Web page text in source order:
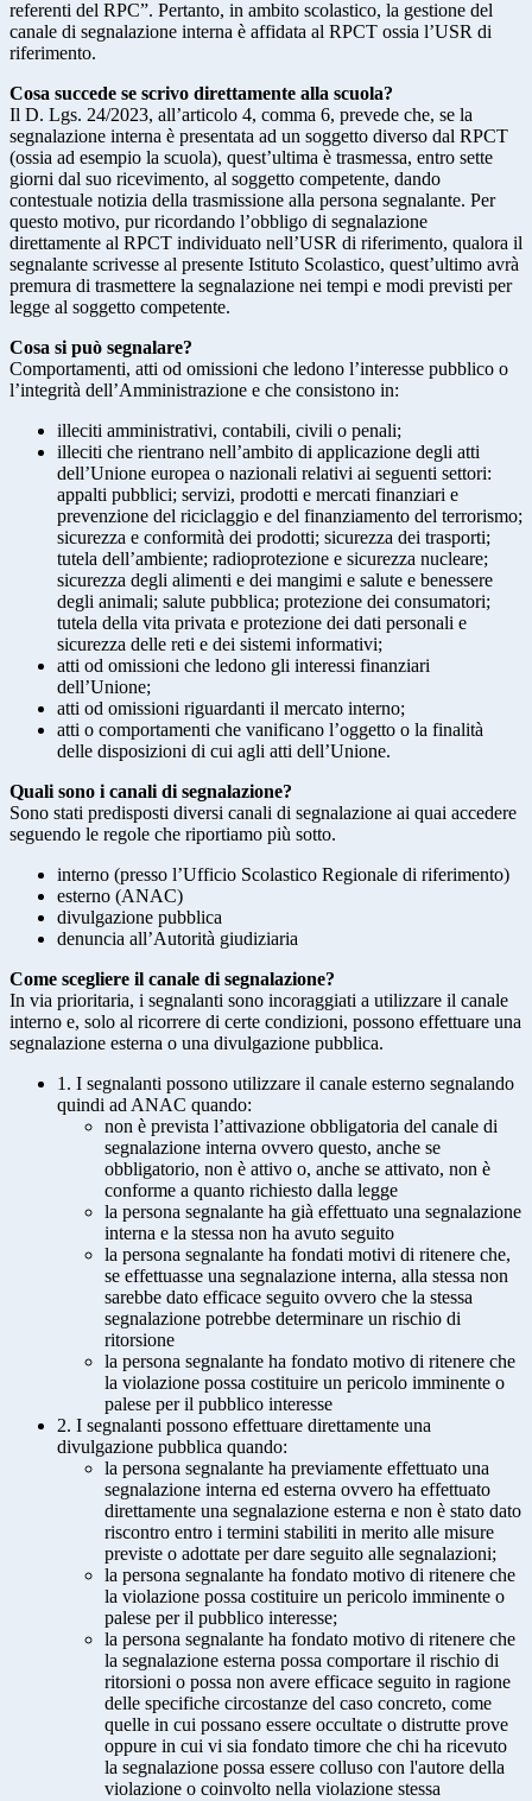
referenti del RPC”. Pertanto, in ambito scolastico, la gestione del
canale di segnalazione interna è affidata al RPCT ossia l’USR di
riferimento.
Cosa succede se scrivo direttamente alla scuola?
Il D. Lgs. 24/2023, all’articolo 4, comma 6, prevede che, se la
segnalazione interna è presentata ad un soggetto diverso dal RPCT
(ossia ad esempio la scuola), quest’ultima è trasmessa, entro sette
giorni dal suo ricevimento, al soggetto competente, dando
contestuale notizia della trasmissione alla persona segnalante. Per
questo motivo, pur ricordando l’obbligo di segnalazione
direttamente al RPCT individuato nell’USR di riferimento, qualora il
segnalante scrivesse al presente Istituto Scolastico, quest’ultimo avrà
premura di trasmettere la segnalazione nei tempi e modi previsti per
legge al soggetto competente.
Cosa si può segnalare?
Comportamenti, atti od omissioni che ledono l’interesse pubblico o
l’integrità dell’Amministrazione e che consistono in:
illeciti amministrativi, contabili, civili o penali;
illeciti che rientrano nell’ambito di applicazione degli atti
dell’Unione europea o nazionali relativi ai seguenti settori:
appalti pubblici; servizi, prodotti e mercati finanziari e
prevenzione del riciclaggio e del finanziamento del terrorismo;
sicurezza e conformità dei prodotti; sicurezza dei trasporti;
tutela dell’ambiente; radioprotezione e sicurezza nucleare;
sicurezza degli alimenti e dei mangimi e salute e benessere
degli animali; salute pubblica; protezione dei consumatori;
tutela della vita privata e protezione dei dati personali e
sicurezza delle reti e dei sistemi informativi;
atti od omissioni che ledono gli interessi finanziari
dell’Unione;
atti od omissioni riguardanti il mercato interno;
atti o comportamenti che vanificano l’oggetto o la finalità
delle disposizioni di cui agli atti dell’Unione.
Quali sono i canali di segnalazione?
Sono stati predisposti diversi canali di segnalazione ai quai accedere
seguendo le regole che riportiamo più sotto.
interno (presso l’Ufficio Scolastico Regionale di riferimento)
esterno (ANAC)
divulgazione pubblica
denuncia all’Autorità giudiziaria
Come scegliere il canale di segnalazione?
In via prioritaria, i segnalanti sono incoraggiati a utilizzare il canale
interno e, solo al ricorrere di certe condizioni, possono effettuare una
segnalazione esterna o una divulgazione pubblica.
1. I segnalanti possono utilizzare il canale esterno segnalando
quindi ad ANAC quando:
non è prevista l’attivazione obbligatoria del canale di
segnalazione interna ovvero questo, anche se
obbligatorio, non è attivo o, anche se attivato, non è
conforme a quanto richiesto dalla legge
la persona segnalante ha già effettuato una segnalazione
interna e la stessa non ha avuto seguito
la persona segnalante ha fondati motivi di ritenere che,
se effettuasse una segnalazione interna, alla stessa non
sarebbe dato efficace seguito ovvero che la stessa
segnalazione potrebbe determinare un rischio di
ritorsione
la persona segnalante ha fondato motivo di ritenere che
la violazione possa costituire un pericolo imminente o
palese per il pubblico interesse
2. I segnalanti possono effettuare direttamente una
divulgazione pubblica quando:
la persona segnalante ha previamente effettuato una
segnalazione interna ed esterna ovvero ha effettuato
direttamente una segnalazione esterna e non è stato dato
riscontro entro i termini stabiliti in merito alle misure
previste o adottate per dare seguito alle segnalazioni;
la persona segnalante ha fondato motivo di ritenere che
la violazione possa costituire un pericolo imminente o
palese per il pubblico interesse;
la persona segnalante ha fondato motivo di ritenere che
la segnalazione esterna possa comportare il rischio di
ritorsioni o possa non avere efficace seguito in ragione
delle specifiche circostanze del caso concreto, come
quelle in cui possano essere occultate o distrutte prove
oppure in cui vi sia fondato timore che chi ha ricevuto
la segnalazione possa essere colluso con l'autore della
violazione o coinvolto nella violazione stessa